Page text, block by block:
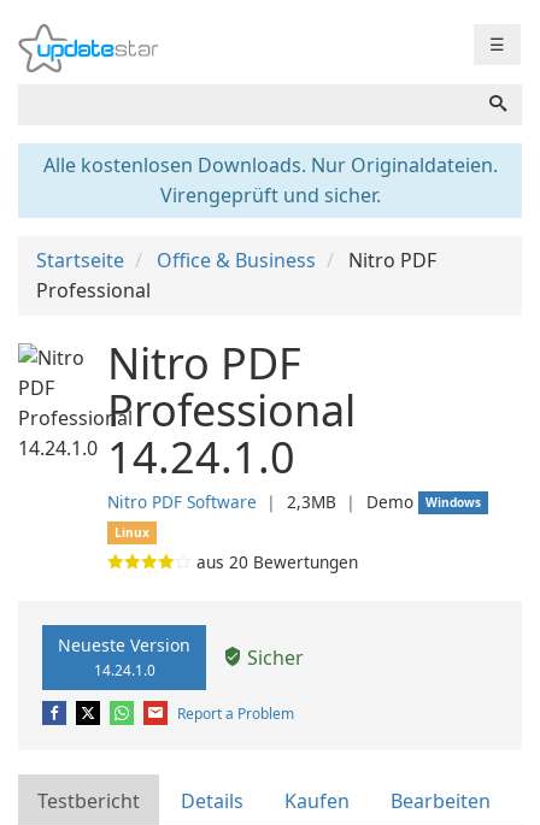
☰
Alle kostenlosen Downloads. Nur Originaldateien.
Virengeprüft und sicher.
Startseite Office & Business
Nitro PDF
Professional
Nitro PDF
Professional
14.24.1.0
Nitro PDF Software ❘ 2,3MB ❘ Demo
Windows
Linux
aus 20 Bewertungen
Neueste Version
14.24.1.0 Sicher
Report a Problem
Testbericht Details Kaufen Bearbeiten